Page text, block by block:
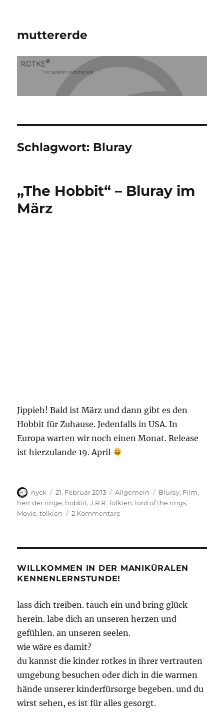
muttererde
Schlagwort: Bluray
„The Hobbit“ – Bluray im
März
Jippieh! Bald ist März und dann gibt es den
Hobbit für Zuhause. Jedenfalls in USA. In
Europa warten wir noch einen Monat. Release
ist hierzulande 19. April
Autor
nyck
Veröffentlicht
am
21. Februar 2013 Kategorien
Allgemein Schlagwörter
Bluray, Film,
herr der ringe, hobbit,J.R.R. Tolkien, lord of the rings,
Movie,tolkien 2 Kommentarezu
im
WILLKOMMEN IN DER MANIKÜRALEN
KENNENLERNSTUNDE!
lass dich treiben. tauch ein und bring glück
herein. labe dich an unseren herzen und
gefühlen. an unseren seelen.
wie wäre es damit?
du kannst die kinder rotkes in ihrer vertrauten
umgebung besuchen oder dich in die warmen
hände unserer kinderfürsorge begeben. und du
wirst sehen, es ist für alles gesorgt.